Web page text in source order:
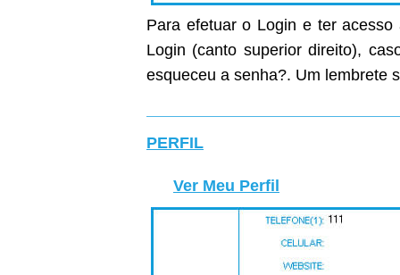
Para efetuar o Login e ter
Login (canto superior direito),
esqueceu a senha?. Um
PERFIL
Ver Meu Perfil